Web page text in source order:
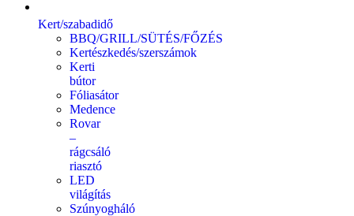
Kert/szabadidő
BBQ/GRILL/SÜTÉS/FŐZÉS
Kertészkedés/szerszámok
Kerti
bútor
Fóliasátor
Medence
Rovar
–
rágcsáló
riasztó
LED
világítás
Szúnyogháló